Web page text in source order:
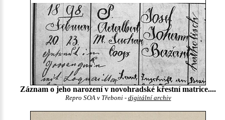
Záznam o jeho narození v novohradské křestní matrice....
Repro SOA v Třeboni - digitální archiv